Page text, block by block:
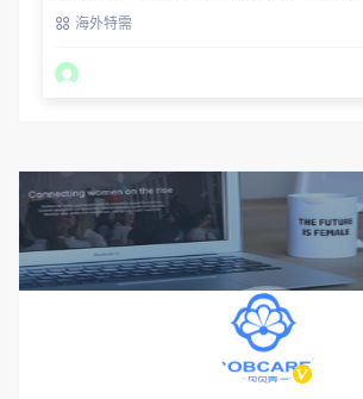
神话海外特需